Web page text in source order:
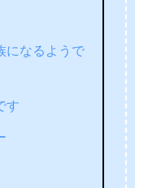
になるようで
す